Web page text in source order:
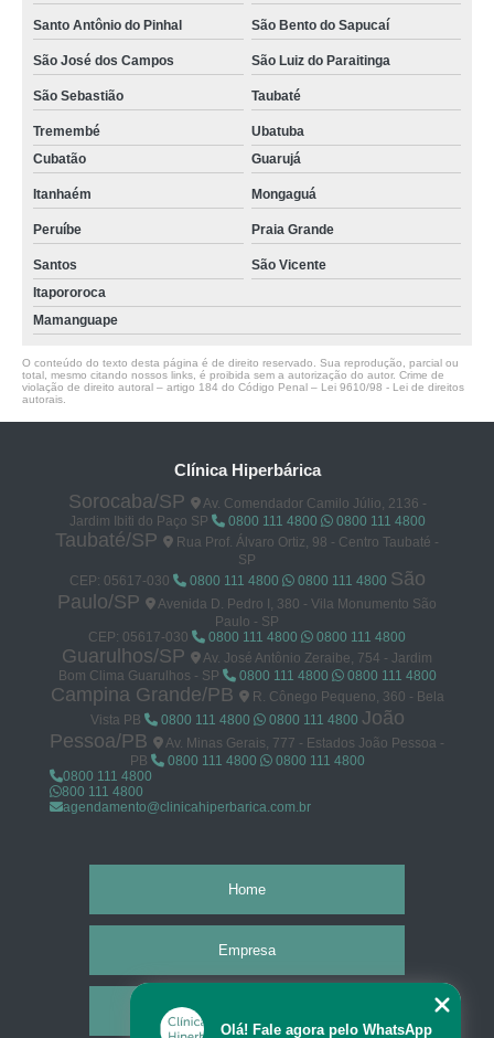
Santo Antônio do Pinhal São Bento do Sapucaí
São José dos Campos São Luiz do Paraitinga
São Sebastião Taubaté
Tremembé
Ubatuba
Cubatão
Guarujá
Itanhaém Mongaguá
Peruíbe Praia Grande
Santos
São Vicente
Itapororoca
Mamanguape
O conteúdo do texto desta página é de direito reservado. Sua reprodução, parcial ou
total, mesmo citando nossos links, é proibida sem a autorização do autor. Crime de
violação de direito autoral – artigo 184 do Código Penal – Lei 9610/98 - Lei de direitos
autorais
Clínica Hiperbárica
Sorocaba/SP
Av. Comendador Camilo Júlio, 2136 -
Jardim Ibiti do Paço SP
0800 111 4800 0800 111 4800
Taubaté/SP
Rua Prof. Álvaro Ortiz, 98 - Centro Taubaté -
SP
CEP: 05617-030
0800 111 4800 0800 111 4800 São
Paulo/SP
Avenida D. Pedro I, 380 - Vila Monumento São
Paulo - SP
CEP: 05617-030
0800 111 4800 0800 111 4800
Guarulhos/SP
Av. José Antônio Zeraibe, 754 - Jardim
Bom Clima Guarulhos - SP
0800 111 4800 0800 111 4800
Campina Grande/PB
R. Cônego Pequeno, 360 - Bela
Vista PB
0800 111 4800 0800 111 4800 João
Pessoa/PB
Av. Minas Gerais, 777 - Estados João Pessoa -
PB
0800 111 4800
0800 111 4800
0800 111 4800
800 111 4800
agendamento@clinicahiperbarica.com.br
Home
Empresa
Olá! Fale agora pelo WhatsApp